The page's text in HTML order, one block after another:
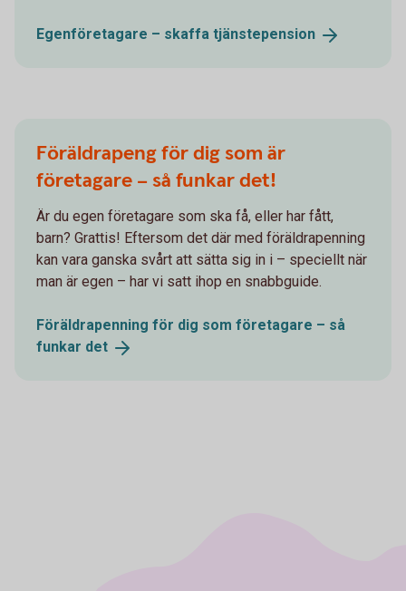
Egenföretagare – skaffa tjänste­pension
Föräldrapeng för dig som är
företagare – så funkar det!
Är du egen företagare som ska få, eller har fått,
barn? Grattis! Eftersom det där med föräldrapenning
kan vara ganska svårt att sätta sig in i – speciellt när
man är egen – har vi satt ihop en snabbguide.
Föräldrapenning för dig som företagare – så
funkar det